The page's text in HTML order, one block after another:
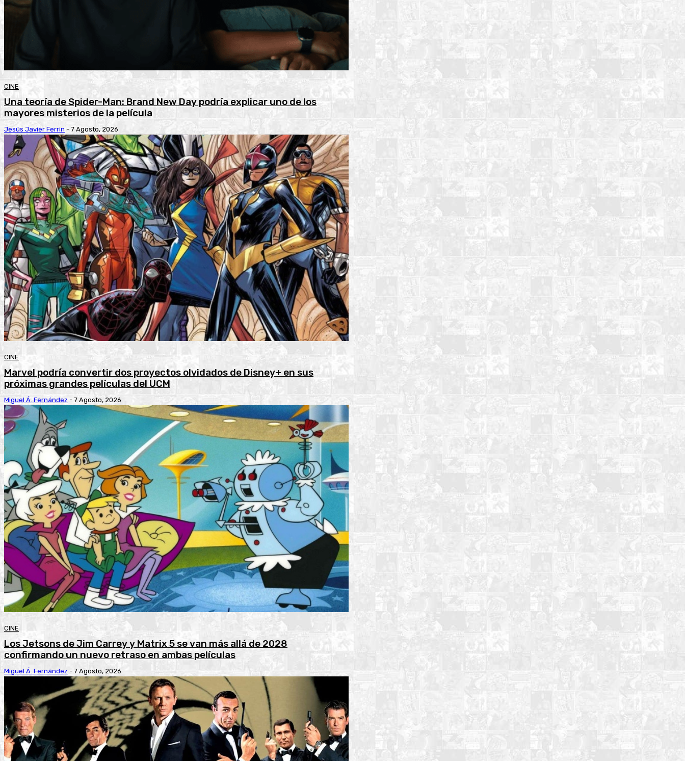
CINE
Una teoría de Spider-Man: Brand New Day podría explicar uno de los
mayores misterios de la película
Jesús Javier Ferrin - 7 Agosto, 2026
CINE
Marvel podría convertir dos proyectos olvidados de Disney+ en sus
próximas grandes películas del UCM
Miguel Á. Fernández - 7 Agosto, 2026
CINE
Los Jetsons de Jim Carrey y Matrix 5 se van más allá de 2028
confirmando un nuevo retraso en ambas películas
Miguel Á. Fernández - 7 Agosto, 2026